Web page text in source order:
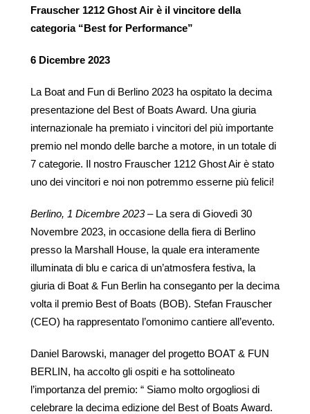
1414 Demon
1414 Demon Air
850 Fantom
Frauscher X Porsche
Frauscher 1212 Ghost Air è il vincitore della
categoria “Best for Performance”
6 Dicembre 2023
La Boat and Fun di Berlino 2023 ha ospitato la decima
presentazione del Best of Boats Award. Una giuria
internazionale ha premiato i vincitori del più importante
premio nel mondo delle barche a motore, in un totale di
7 categorie. Il nostro Frauscher 1212 Ghost Air è stato
uno dei vincitori e noi non potremmo esserne più felici!
Berlino, 1 Dicembre 2023 – La sera di Giovedì 30
Novembre 2023, in occasione della fiera di Berlino
presso la Marshall House, la quale era interamente
illuminata di blu e carica di un’atmosfera festiva, la
giuria di Boat & Fun Berlin ha conseganto per la decima
volta il premio Best of Boats (BOB). Stefan Frauscher
(CEO) ha rappresentato l’omonimo cantiere all’evento.
Daniel Barowski, manager del progetto BOAT & FUN
BERLIN, ha accolto gli ospiti e ha sottolineato
l’importanza del premio: “ Siamo molto orgogliosi di
celebrare la decima edizione del Best of Boats Award.